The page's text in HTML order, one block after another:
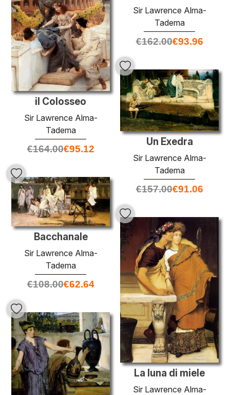
Sir Lawrence Alma-
Tadema
€162.00€93.96
il Colosseo
Sir Lawrence Alma-
Tadema
€164.00€95.12
Un Exedra
Sir Lawrence Alma-
Tadema
€157.00€91.06
Bacchanale
Sir Lawrence Alma-
Tadema
€108.00€62.64
La luna di miele
Sir Lawrence Alma-